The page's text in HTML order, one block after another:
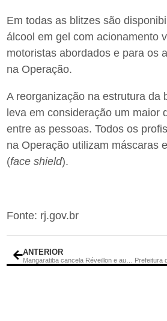
Em todas as blitzes são
álcool em gel com acionamento
motoristas abordados e para os
na Operação.
A reorganização na estrutura da
leva em consideração um maior
entre as pessoas. Todos os
na Operação utilizam máscaras
(face shield).
Fonte: rj.gov.br
ANTERIOR
Mangaratiba cancela Réveillon e autoriza retorno das barreiras de bloqueio na Cidade